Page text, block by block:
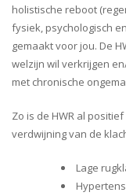
holistische reboot
fysiek, psychologisch
gemaakt voor jou. De
welzijn wil verkrijgen
met chronische
Zo is de HWR al
verdwijning van de
Lage